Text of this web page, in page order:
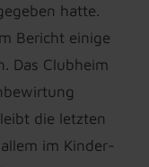
hatte.
Bericht einige
Das Clubheim
die letzten
im Kinder-